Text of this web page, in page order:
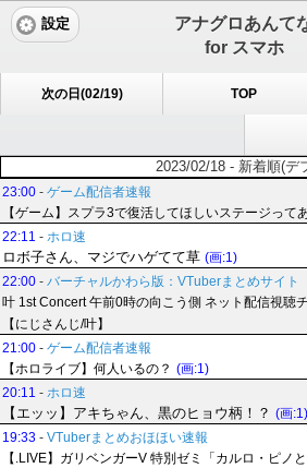
アナグロあんて
for スマホ
設定
次の日(02/19) TOP
2023/02/18 - 新着順(デ
23:00 - ゲーム配信者速報
【ゲーム】スプラ3で復活してほしいステージって
22:11 - ホロ速
ロボ子さん、マジでハゲてて草 (画:1)
22:00 - バーチャルかわら版：VTuberまとめサイト
叶 1st Concert 午前0時の向こう側 ネット配信視聴
【にじさんじ/叶】
21:00 - ゲーム配信者速報
【ホロライブ】何人いるの？ (画:1)
20:11 - ホロ速
【エッッ】アキちゃん、黒のヒョウ柄！？ (画:1)
19:33 - VTuberまとめおほほい速報
【.LIVE】ガリベンガーV 特別ゼミ「カルロ・ピノ